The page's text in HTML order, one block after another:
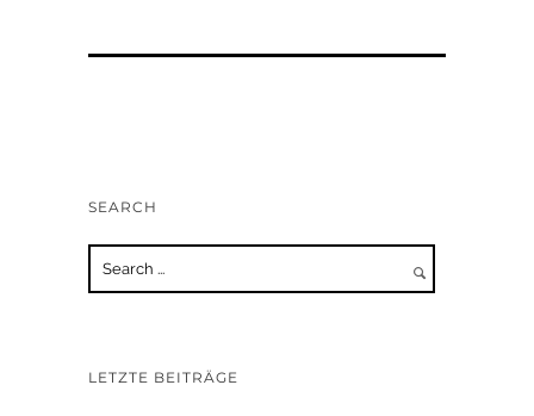
SEARCH
LETZTE BEITRÄGE